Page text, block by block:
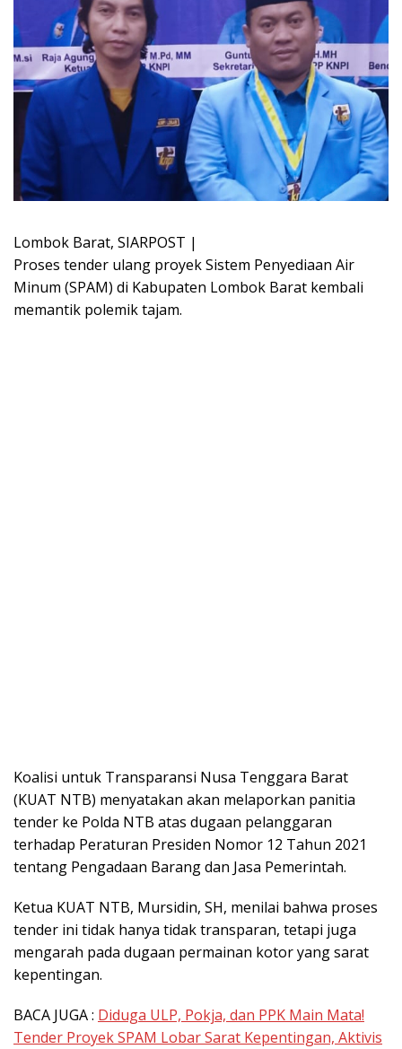
Lombok Barat, SIARPOST |
Proses tender ulang proyek Sistem Penyediaan Air
Minum (SPAM) di Kabupaten Lombok Barat kembali
memantik polemik tajam.
Koalisi untuk Transparansi Nusa Tenggara Barat
(KUAT NTB) menyatakan akan melaporkan panitia
tender ke Polda NTB atas dugaan pelanggaran
terhadap Peraturan Presiden Nomor 12 Tahun 2021
tentang Pengadaan Barang dan Jasa Pemerintah.
Ketua KUAT NTB, Mursidin, SH, menilai bahwa proses
tender ini tidak hanya tidak transparan, tetapi juga
mengarah pada dugaan permainan kotor yang sarat
kepentingan.
BACA JUGA : Diduga ULP, Pokja, dan PPK Main Mata!
Tender Proyek SPAM Lobar Sarat Kepentingan, Aktivis